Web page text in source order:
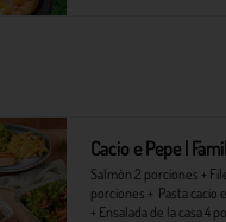
Cacio e Pepe |
Salmón 2 porciones +
porciones +  Pasta cacio
+ Ensalada de la casa 4